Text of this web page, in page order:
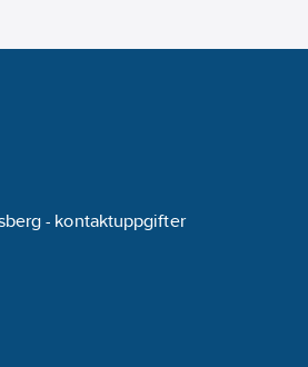
- kontaktuppgifter